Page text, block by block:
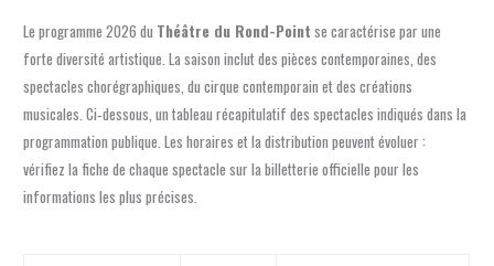
Le programme 2026 du Théâtre du Rond-Point se caractérise par une
forte diversité artistique. La saison inclut des pièces contemporaines, des
spectacles chorégraphiques, du cirque contemporain et des créations
musicales. Ci‑dessous, un tableau récapitulatif des spectacles indiqués dans la
programmation publique. Les horaires et la distribution peuvent évoluer :
vérifiez la fiche de chaque spectacle sur la billetterie officielle pour les
informations les plus précises.